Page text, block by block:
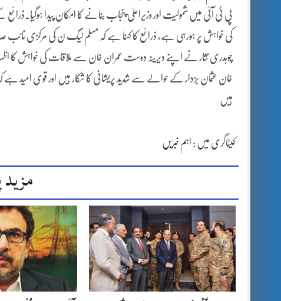
پی ٹی آئی میں شمولیت اور وزیراعلیٰ پنجاب بنانے کا امکان پیدا
کی خواہش پر ہورہی ہے، ذرائع کا کہنا ہے کہ مسلم لیگ ن کی مرکزی نائب
چوہدری نثار نے اپنے دیرینہ دوست عمران خان سے ملاقات کی خواہش کا
خان عثمان بزدار کے حوالے سے شدید پریشانی کا شکار ہیں اور قوی امید ہے
ہیں
کیٹاگری میں : اہم خبریں